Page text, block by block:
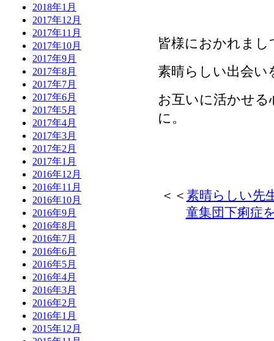
2018年1月
2017年12月
2017年11月
2017年10月
2017年9月
2017年8月
2017年7月
2017年6月
2017年5月
2017年4月
2017年3月
2017年2月
2017年1月
2016年12月
2016年11月
2016年10月
2016年9月
2016年8月
2016年7月
2016年6月
2016年5月
2016年4月
2016年3月
2016年2月
2016年1月
2015年12月
皆様におかれま
素晴らしい出会い
お互いに活かせ
に。
＜＜ 素晴らしい先
童集団下痢症